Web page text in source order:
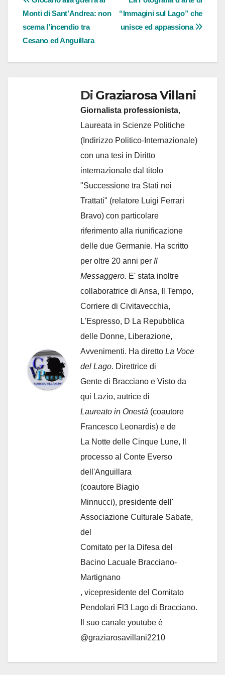
articoli
“Immagini sul Lago” che
unisce ed appassiona
Monti di Sant’Andrea: non
scema l’incendio tra
Cesano ed Anguillara
Di Graziarosa Villani
Giornalista professionista,
Laureata in Scienze Politiche
(Indirizzo Politico-Internazionale)
con una tesi in Diritto
internazionale dal titolo
"Successione tra Stati nei
Trattati" (relatore Luigi Ferrari
Bravo) con particolare
riferimento alla riunificazione
delle due Germanie. Ha scritto
per oltre 20 anni per Il
Messaggero. E' stata inoltre
collaboratrice di Ansa, Il Tempo,
Corriere di Civitavecchia,
L'Espresso, D La Repubblica
delle Donne, Liberazione,
Avvenimenti. Ha diretto La Voce
del Lago. Direttrice di
Gente di Bracciano e Visto da
qui Lazio, autrice di
Laureato in Onestà (coautore
Francesco Leonardis) e de
La Notte delle Cinque Lune, Il
processo al Conte Everso
dell'Anguillara
(coautore Biagio
Minnucci), presidente dell'
Associazione Culturale Sabate,
del
Comitato per la Difesa del
Bacino Lacuale Bracciano-
Martignano
, vicepresidente del Comitato
Pendolari Fl3 Lago di Bracciano.
Il suo canale youtube è
@graziarosavillani2210